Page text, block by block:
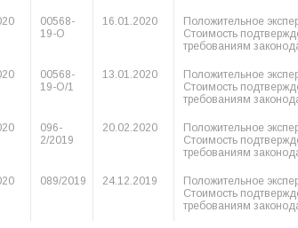
00568-
19-О
16.01.2020
Положительное
Стоимость
требованиям
00568-
19-О/1
13.01.2020
Положительное
Стоимость
требованиям
096-
2/2019
20.02.2020
Положительное
Стоимость
требованиям
089/2019 24.12.2019
Положительное
Стоимость
требованиям